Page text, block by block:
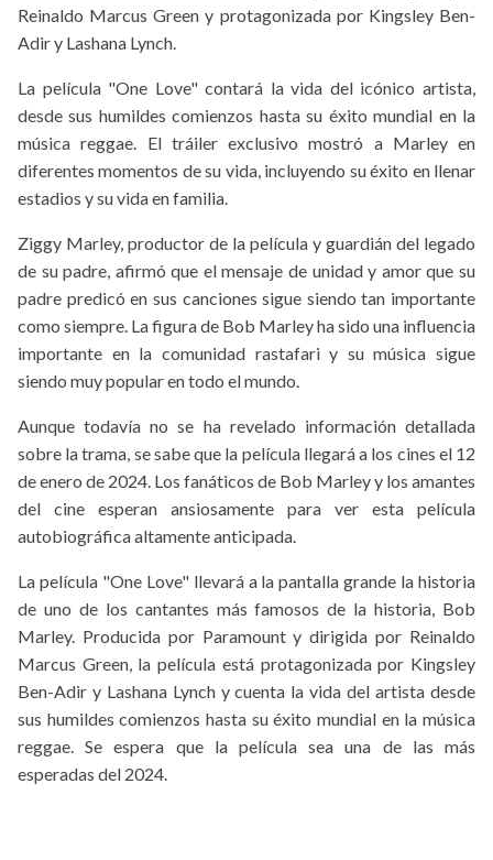
Reinaldo Marcus Green y protagonizada por Kingsley Ben-
Adir y Lashana Lynch.
La película "One Love" contará la vida del icónico artista,
desde sus humildes comienzos hasta su éxito mundial en la
música reggae. El tráiler exclusivo mostró a Marley en
diferentes momentos de su vida, incluyendo su éxito en llenar
estadios y su vida en familia.
Ziggy Marley, productor de la película y guardián del legado
de su padre, afirmó que el mensaje de unidad y amor que su
padre predicó en sus canciones sigue siendo tan importante
como siempre. La figura de Bob Marley ha sido una influencia
importante en la comunidad rastafari y su música sigue
siendo muy popular en todo el mundo.
Aunque todavía no se ha revelado información detallada
sobre la trama, se sabe que la película llegará a los cines el 12
de enero de 2024. Los fanáticos de Bob Marley y los amantes
del cine esperan ansiosamente para ver esta película
autobiográfica altamente anticipada.
La película "One Love" llevará a la pantalla grande la historia
de uno de los cantantes más famosos de la historia, Bob
Marley. Producida por Paramount y dirigida por Reinaldo
Marcus Green, la película está protagonizada por Kingsley
Ben-Adir y Lashana Lynch y cuenta la vida del artista desde
sus humildes comienzos hasta su éxito mundial en la música
reggae. Se espera que la película sea una de las más
esperadas del 2024.